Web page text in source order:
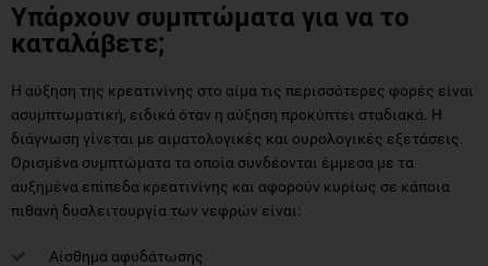
Υπάρχουν συμπτώματα για να το
καταλάβετε;
Η αύξηση της κρεατινίνης στο αίμα τις περισσότερες φορές είναι
ασυμπτωματική, ειδικά όταν η αύξηση προκύπτει σταδιακά. Η
διάγνωση γίνεται με αιματολογικές και ουρολογικές εξετάσεις.
Ορισμένα συμπτώματα τα οποία συνδέονται έμμεσα με τα
αυξημένα επίπεδα κρεατινίνης και αφορούν κυρίως σε κάποια
πιθανή δυσλειτουργία των νεφρών είναι:
Αίσθημα αφυδάτωσης